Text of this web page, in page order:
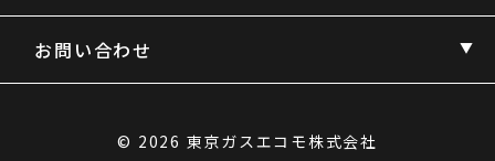
お問い合わせ
© 2026 東京ガスエコモ株式会社